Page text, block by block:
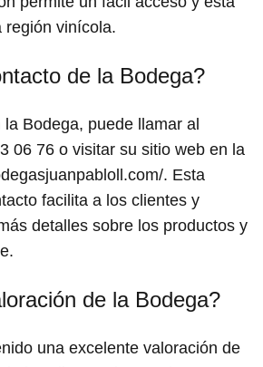
región vinícola.
de la Bodega?
Bodega, puede llamar al
06 76 o visitar su sitio web en la
. Esta
facilita a los clientes y
detalles sobre los productos y
de la Bodega?
una excelente valoración de